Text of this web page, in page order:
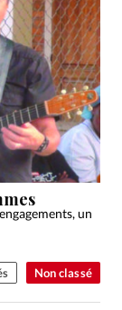
d'Ixène
Non classé
un